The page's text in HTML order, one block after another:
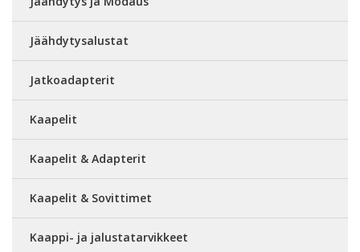
Jäähdytysalustat
Jatkoadapterit
Kaapelit
Kaapelit & Adapterit
Kaapelit & Sovittimet
Kaappi- ja jalustatarvikkeet